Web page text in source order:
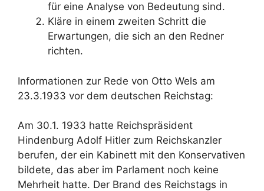
für eine Analyse von Bedeutung sind.
Kläre in einem zweiten Schritt die
Erwartungen, die sich an den Redner
richten.
Informationen zur Rede von Otto Wels am
23.3.1933 vor dem deutschen Reichstag:
Am 30.1. 1933 hatte Reichspräsident
Hindenburg Adolf Hitler zum Reichskanzler
berufen, der ein Kabinett mit den Konservativen
bildete, das aber im Parlament noch keine
Mehrheit hatte. Der Brand des Reichstags in